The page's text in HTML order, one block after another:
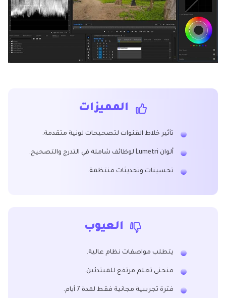
المميزات
تأثير خلاط القنوات لتصحيحات لونية متقدمة.
ألوان Lumetri لوظائف شاملة في التدرج والتصحيح.
تحسينات وتحديثات منتظمة.
العيوب
يتطلب مواصفات نظام عالية.
منحنى تعلم مرتفع للمبتدئين.
فترة تجريبية مجانية فقط لمدة 7 أيام.